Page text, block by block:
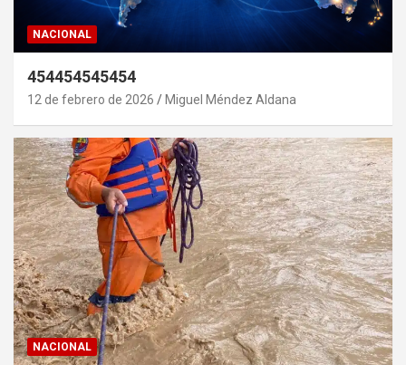
NACIONAL
454454545454
12 de febrero de 2026 Miguel Méndez Aldana
NACIONAL